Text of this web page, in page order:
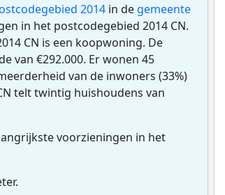
2014 in de gemeente
in het postcodegebied 2014 CN.
CN is een koopwoning. De
van €292.000. Er wonen 45
van de inwoners (33%)
telt twintig huishoudens van
voorzieningen in het